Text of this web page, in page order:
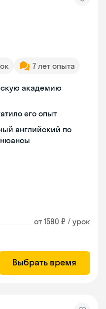
7 лет опыта
академию
его опыт
английский по
нюансы
от 1590 ₽ / урок
Выбрать время